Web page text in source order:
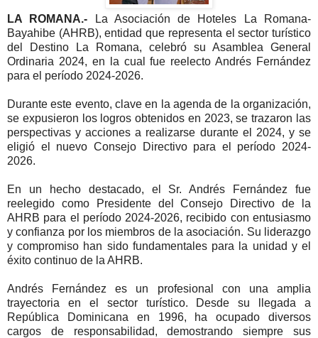
LA ROMANA.-
La Asociación de Hoteles La Romana-
Bayahibe (AHRB), entidad que representa el sector turístico
del Destino La Romana, celebró su Asamblea General
Ordinaria 2024, en la cual fue reelecto Andrés Fernández
para el período 2024-2026.
Durante este evento, clave en la agenda de la organización,
se expusieron los logros obtenidos en 2023, se trazaron las
perspectivas y acciones a realizarse durante el 2024, y se
eligió el nuevo Consejo Directivo para el período 2024-
2026.
En un hecho destacado, el Sr. Andrés Fernández fue
reelegido como Presidente del Consejo Directivo de la
AHRB para el período 2024-2026, recibido con entusiasmo
y confianza por los miembros de la asociación. Su liderazgo
y compromiso han sido fundamentales para la unidad y el
éxito continuo de la AHRB.
Andrés Fernández es un profesional con una amplia
trayectoria en el sector turístico. Desde su llegada a
República Dominicana en 1996, ha ocupado diversos
cargos de responsabilidad, demostrando siempre sus